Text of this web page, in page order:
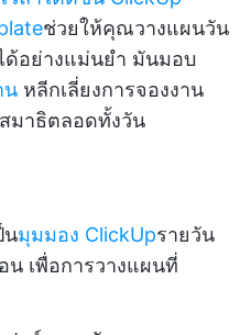
ช่วยให้คุณวางแผนวัน
อย่างแม่นยำ มันมอบ
น หลีกเลี่ยงการจองงาน
มาธิตลอดทั้งวัน
นมุมมอง ClickUpรายวัน
น เพื่อการวางแผนที่